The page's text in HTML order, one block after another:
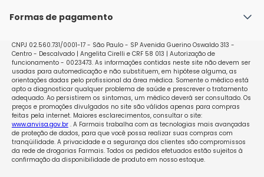
Políticas de Trocas e Devoluções
Formas de pagamento
CNPJ 02.560.731/0001-17 - São Paulo - SP Avenida Guerino Oswaldo 313 -
Centro - Descalvado | Angelita Cirelli e CRF 58 013 | Autorização de
funcionamento - 0023473. As informações contidas neste site não devem ser
usadas para automedicação e não substituem, em hipótese alguma, as
orientações dadas pelo profissional da área médica. Somente o médico está
apto a diagnosticar qualquer problema de saúde e prescrever o tratamento
adequado. Ao persistirem os sintomas, um médico deverá ser consultado. Os
preços e promoções divulgados no site são válidos apenas para compras
feitas pela internet. Maiores esclarecimentos, consultar o site:
www.anvisa.gov.br. A Farmais trabalha com as tecnologias mais avançadas
de proteção de dados, para que você possa realizar suas compras com
tranqüilidade. A privacidade e a segurança dos clientes são compromissos
da rede de drogarias Farmais. Todos os pedidos efetuados estão sujeitos à
confirmação da disponibilidade de produto em nosso estoque.